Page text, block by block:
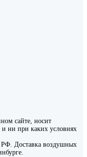
сайте, носит
ни при каких условиях
РФ. Доставка воздушных